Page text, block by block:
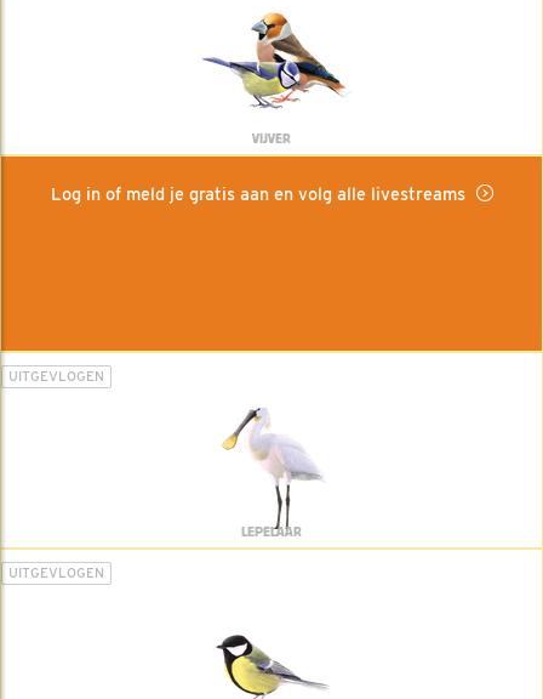
VIJVER
Log in of meld je gratis aan en volg alle livestreams
UITGEVLOGEN
LEPELAAR
UITGEVLOGEN